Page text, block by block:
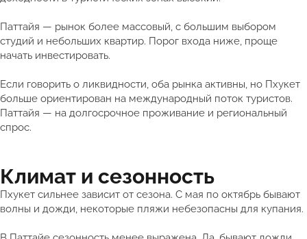
Паттайя — рынок более массовый, с большим выбором
студий и небольших квартир. Порог входа ниже, проще
начать инвестировать.
Если говорить о ликвидности, оба рынка активны, но Пхукет
больше ориентирован на международный поток туристов.
Паттайя — на долгосрочное проживание и региональный
спрос.
Климат и сезонность
Пхукет сильнее зависит от сезона. С мая по октябрь бывают
волны и дожди, некоторые пляжи небезопасны для купания.